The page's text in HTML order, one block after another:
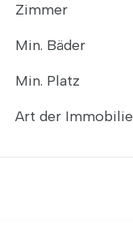
Zimmer
Min. Bäder
Min. Platz
Art der Immobilie